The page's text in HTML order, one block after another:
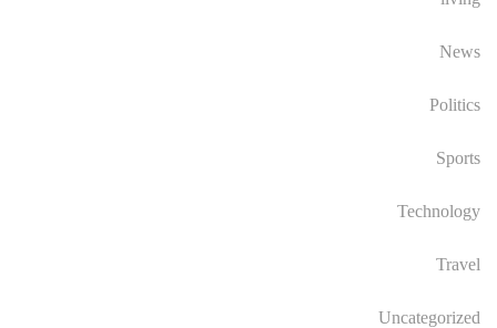
News
Politics
Sports
Technology
Travel
Uncategorized